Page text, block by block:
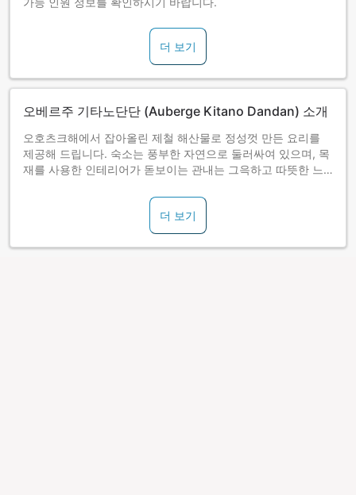
더 보기
오베르주 기타노단단 (Auberge Kitano Dandan) 소개
오호츠크해에서 잡아올린 제철 해산물로 정성껏 만든 요리를
제공해 드립니다. 숙소는 풍부한 자연으로 둘러싸여 있으며, 목
재를 사용한 인테리어가 돋보이는 관내는 그윽하고 따뜻한 느
상의 서비스를 제공해 드리고자 많은 노력을 기울이고 있습니
더 보기